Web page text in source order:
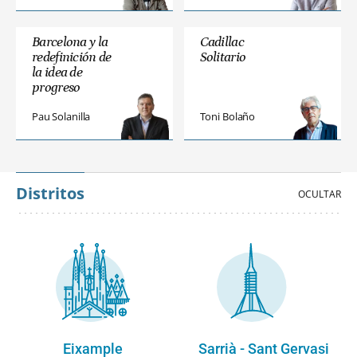
Barcelona y la
redefinición de
la idea de
progreso
Pau Solanilla
Cadillac
Solitario
Toni Bolaño
Distritos
Eixample Sarrià - Sant Gervasi